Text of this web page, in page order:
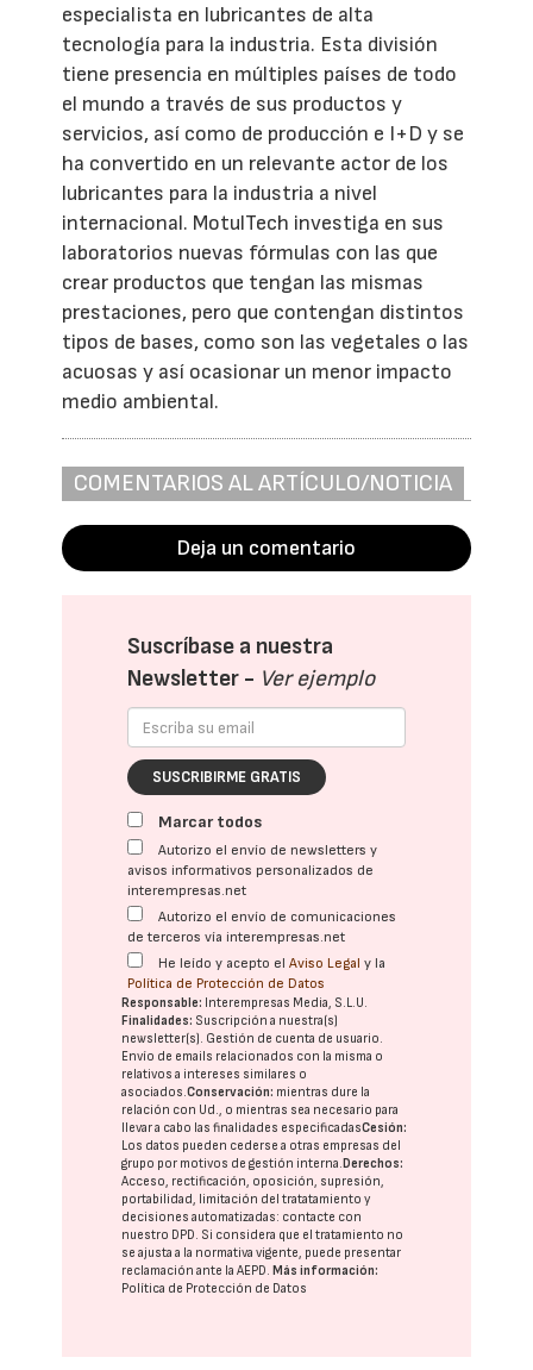
especialista en lubricantes de alta
tecnología para la industria. Esta división
tiene presencia en múltiples países de todo
el mundo a través de sus productos y
servicios, así como de producción e I+D y se
ha convertido en un relevante actor de los
lubricantes para la industria a nivel
internacional. MotulTech investiga en sus
laboratorios nuevas fórmulas con las que
crear productos que tengan las mismas
prestaciones, pero que contengan distintos
tipos de bases, como son las vegetales o las
acuosas y así ocasionar un menor impacto
medio ambiental.
COMENTARIOS AL ARTÍCULO/NOTICIA
Deja un comentario
Suscríbase a nuestra
Newsletter - Ver ejemplo
SUSCRIBIRME GRATIS
Marcar todos
Autorizo el envío de newsletters y
avisos informativos personalizados de
interempresas.net
Autorizo el envío de comunicaciones
de terceros vía interempresas.net
He leído y acepto elAviso Legal y la
Política de Protección de Datos
Responsable: Interempresas Media, S.L.U.
Finalidades: Suscripción a nuestra(s)
newsletter(s). Gestión de cuenta de usuario.
Envío de emails relacionados con la misma o
relativos a intereses similares o
asociados.Conservación: mientras dure la
relación con Ud., o mientras sea necesario para
llevar a cabo las finalidades especificadasCesión:
Los datos pueden cederse a otras empresas del
grupo por motivos de gestión interna. Derechos:
Acceso, rectificación, oposición, supresión,
portabilidad, limitación del tratatamiento y
decisiones automatizadas: contacte con
nuestro DPD. Si considera que el tratamiento no
se ajusta a la normativa vigente, puede presentar
reclamación ante laAEPD. Más información:
Política de Protección de Datos